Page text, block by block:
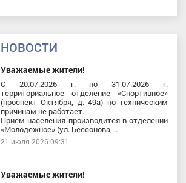
НОВОСТИ
Уважаемые жители!
С 20.07.2026 г. по 31.07.2026 г.
территориальное отделение «Спортивное»
(проспект Октября, д. 49а) по техническим
причинам не работает.
Прием населения производится в отделении
«Молодежное» (ул. Бессонова,...
21 июля 2026 09:31
Уважаемые жители!